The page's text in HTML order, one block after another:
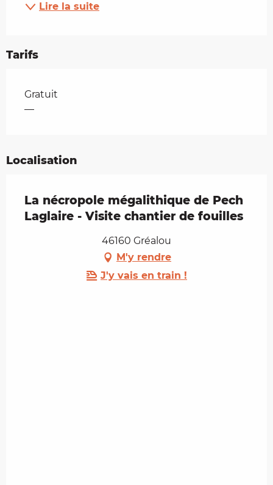
Lire la suite
Tarifs
Tarifs 2026
Gratuit
—
Localisation
La nécropole mégalithique de Pech
Laglaire - Visite chantier de fouilles
46160 Gréalou
M'y rendre
J'y vais en train !